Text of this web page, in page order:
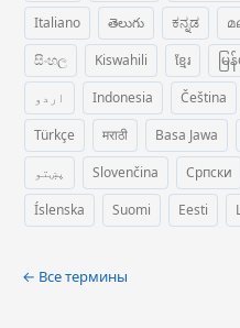
Italiano
తెలుగు ಕನ್ನಡ
සිංහල
Kiswahili ខ្មែរ မြ
اردو
Indonesia Čeština
Türkçe
मराठी Basa Jawa
پښتو
Slovenčina Српски
Íslenska
Suomi Eesti
← Все термины